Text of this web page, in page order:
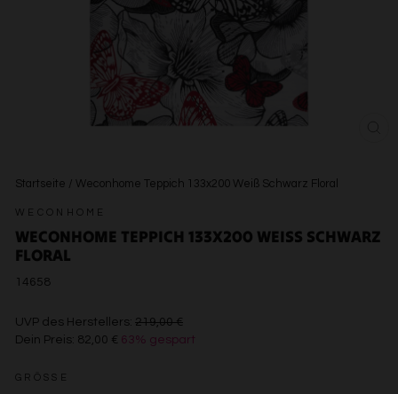
Startseite / Weconhome Teppich 133x200 Weiß Schwarz Floral
WECONHOME
WECONHOME TEPPICH 133X200 WEISS SCHWARZ F
LORAL
14658
UVP des Herstellers: 219,00 €€219,00
Dein Preis: 82,00 € 63% gespart
GRÖSSE